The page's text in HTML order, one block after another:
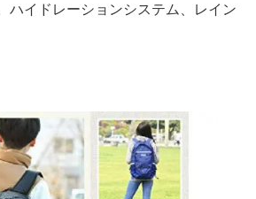
ハイドレーションシステム、レイン